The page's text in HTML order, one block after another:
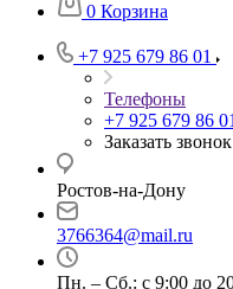
0 Корзина
+7 925 679 86 01
Телефоны
+7 925 679 86 01
Заказать звонок
Ростов-на-Дону
3766364@mail.ru
Пн. – Сб.: с 9:00 до